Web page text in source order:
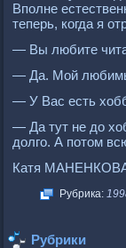
Вполне
теперь, когда я
— Вы любите
— Да. Мой
— У Вас есть
— Да тут не до
долго. А потом
Катя
Рубрика:
Рубрики